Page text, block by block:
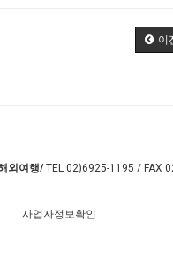
이
외여행/TEL 02)6925-1195 / FAX
사업자정보확인